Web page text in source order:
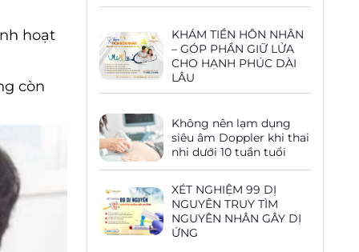
hoạt
còn
KHÁM TIỀN HÔN NHÂN
– GÓP PHẦN GIỮ LỬA
CHO HẠNH PHÚC DÀI
LÂU
Không nên lạm dụng
siêu âm Doppler khi thai
nhi dưới 10 tuần tuổi
XÉT NGHIỆM 99 DỊ
NGUYÊN TRUY TÌM
NGUYÊN NHÂN GÂY DỊ
ỨNG